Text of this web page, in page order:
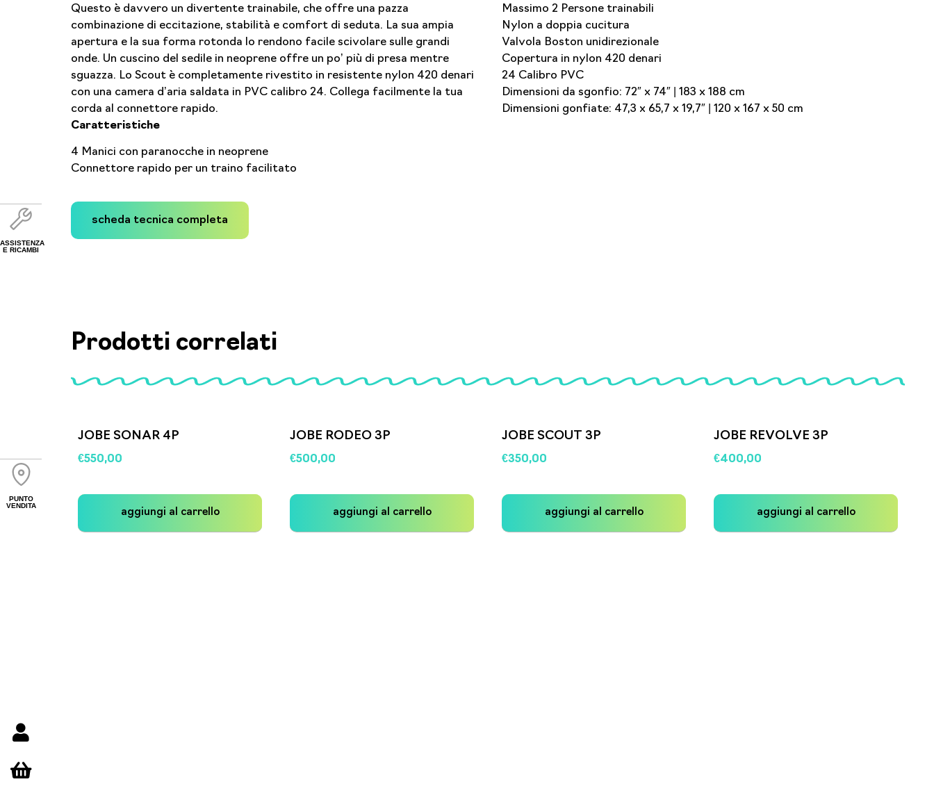
ASSISTENZA
E RICAMBI
PUNTO
VENDITA
Questo è davvero un divertente trainabile, che offre una pazza
combinazione di eccitazione, stabilità e comfort di seduta. La sua ampia
apertura e la sua forma rotonda lo rendono facile scivolare sulle grandi
onde. Un cuscino del sedile in neoprene offre un po’ più di presa mentre
sguazza. Lo Scout è completamente rivestito in resistente nylon 420 denari
con una camera d’aria saldata in PVC calibro 24. Collega facilmente la tua
corda al connettore rapido.
Caratteristiche
4 Manici con paranocche in neoprene
Connettore rapido per un traino facilitato
Massimo 2 Persone trainabili
Nylon a doppia cucitura
Valvola Boston unidirezionale
Copertura in nylon 420 denari
24 Calibro PVC
Dimensioni da sgonfio: 72″ x 74″ | 183 x 188 cm
Dimensioni gonfiate: 47,3 x 65,7 x 19,7″ | 120 x 167 x 50 cm
scheda tecnica completa
Prodotti correlati
JOBE SONAR 4P
€550,00
aggiungi al carrello
JOBE RODEO 3P
€500,00
aggiungi al carrello
JOBE SCOUT 3P
€350,00
aggiungi al carrello
JOBE REVOLVE 3P
€400,00
aggiungi al carrello